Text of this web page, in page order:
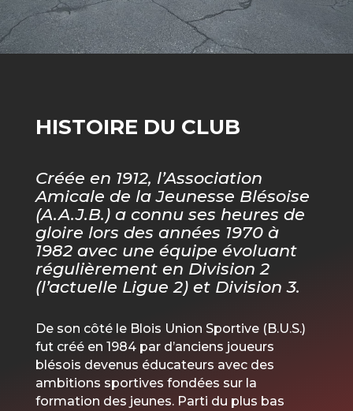
HISTOIRE DU CLUB
Créée en 1912, l’Association
Amicale de la Jeunesse Blésoise
(A.A.J.B.) a connu ses heures de
gloire lors des années 1970 à
1982 avec une équipe évoluant
régulièrement en Division 2
(l’actuelle Ligue 2) et Division 3.
De son côté le Blois Union Sportive (B.U.S.)
fut créé en 1984 par d’anciens joueurs
blésois devenus éducateurs avec des
ambitions sportives fondées sur la
formation des jeunes. Parti du plus bas